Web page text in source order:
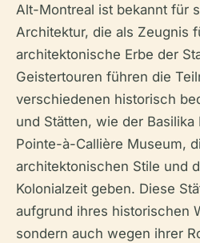
Alt-Montreal ist bekannt für
Architektur, die als Zeugnis
architektonische Erbe der
Geistertouren führen die
verschiedenen historisch
und Stätten, wie der
Pointe-à-Callière Museum,
architektonischen Stile und
Kolonialzeit geben. Diese
aufgrund ihres historischen
sondern auch wegen ihrer